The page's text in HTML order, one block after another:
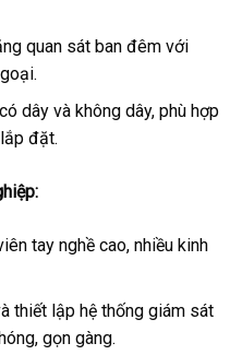
quan sát ban đêm với
dây và không dây, phù hợp
đặt.
tay nghề cao, nhiều kinh
thiết lập hệ thống giám sát
gọn gàng.